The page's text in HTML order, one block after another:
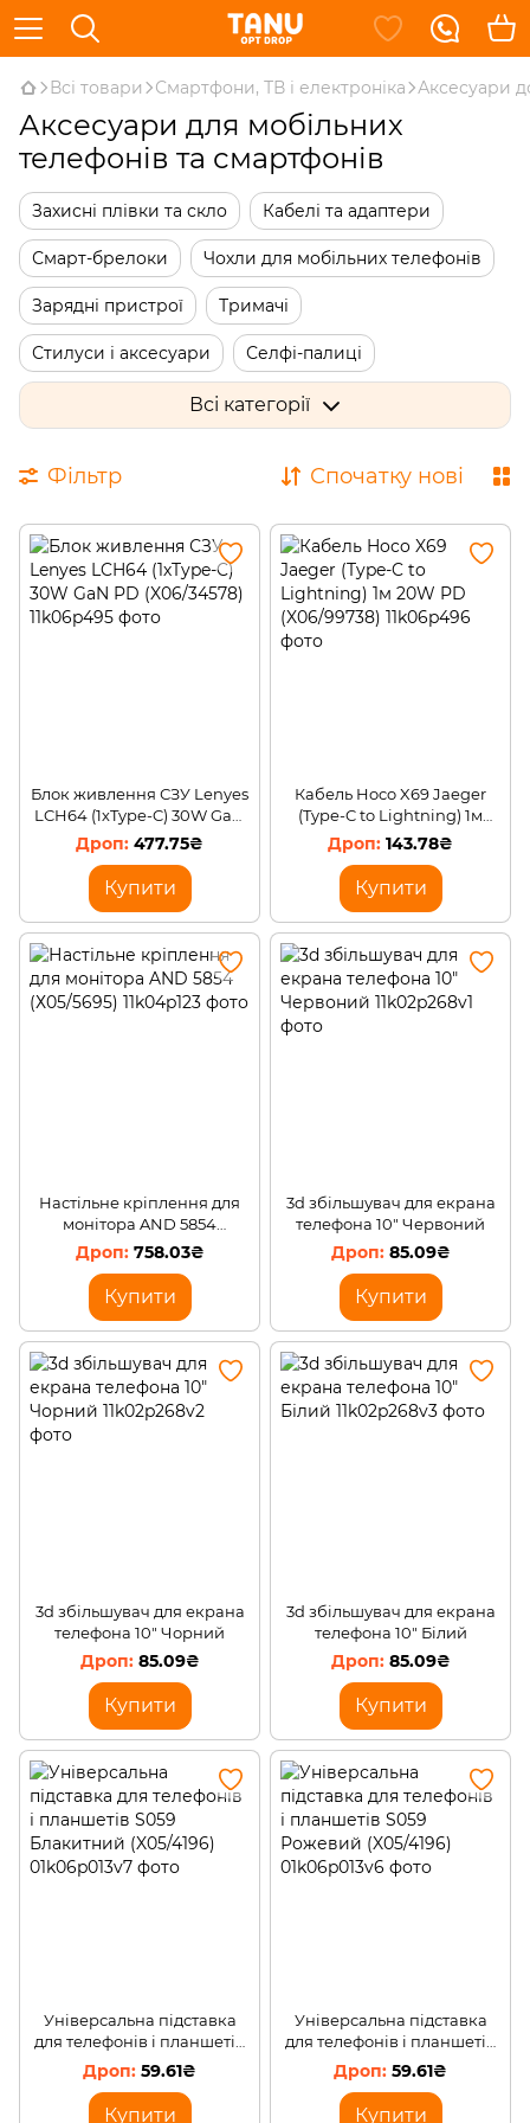
Всі товари Смартфони, ТВ і електроніка Аксесуари
Аксесуари для мобільних
телефонів та смартфонів
Захисні плівки та скло Кабелі та адаптери
Смарт-брелоки Чохли для мобільних телефонів
Зарядні пристрої Тримачі
Стилуси і аксесуари Селфі-палиці
Органайзери для кабелю
Сенсорні рукавички
Всі категорії
Фільтр Спочатку нові
Блок живлення СЗУ Lenyes
LCH64 (1хType-C) 30W GaN
PD (X06/34578)
477.75₴
Купити
Кабель Hoco X69 Jaeger
(Type-C to Lightning) 1м
20W PD (X06/99738)
143.78₴
Купити
Настільне кріплення для
монітора AND 5854
(Х05/5695)
758.03₴
Купити
3d збільшувач для екрана
телефона 10" Червоний
85.09₴
Купити
3d збільшувач для екрана
телефона 10" Чорний
85.09₴
Купити
3d збільшувач для екрана
телефона 10" Білий
85.09₴
Купити
Універсальна підставка
для телефонів і планшетів
S059 Блакитний (X05/4196)
59.61₴
Купити
Універсальна підставка
для телефонів і планшетів
S059 Рожевий (X05/4196)
59.61₴
Купити